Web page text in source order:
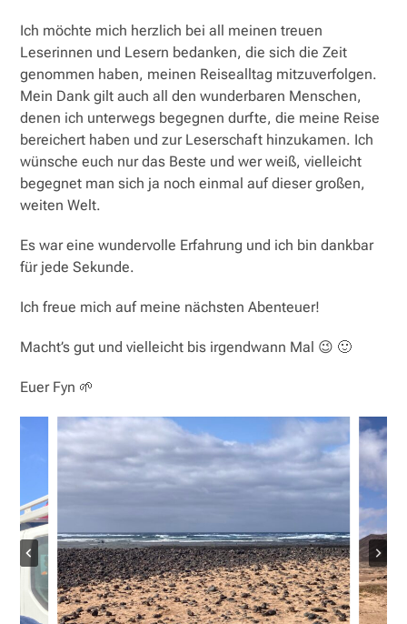
Ich möchte mich herzlich bei all meinen treuen
Leserinnen und Lesern bedanken, die sich die Zeit
genommen haben, meinen Reisealltag mitzuverfolgen.
Mein Dank gilt auch all den wunderbaren Menschen,
denen ich unterwegs begegnen durfte, die meine Reise
bereichert haben und zur Leserschaft hinzukamen. Ich
wünsche euch nur das Beste und wer weiß, vielleicht
begegnet man sich ja noch einmal auf dieser großen,
weiten Welt.
Es war eine wundervolle Erfahrung und ich bin dankbar
für jede Sekunde.
Ich freue mich auf meine nächsten Abenteuer!
Macht’s gut und vielleicht bis irgendwann Mal 😉 🙂
Euer Fyn 🌱